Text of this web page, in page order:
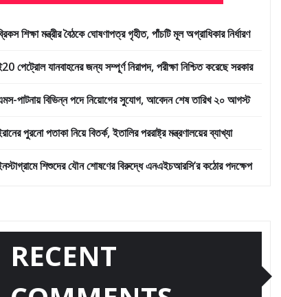
শিক্ষা মন্ত্রীর বৈঠকে ঘোষণাপত্র গৃহীত, পাঁচটি মূল অগ্রাধিকার নির্ধারণ
পেট্রোল যানবাহনের জন্য সম্পূর্ণ নিরাপদ, পরীক্ষা নিশ্চিত করেছে সরকার
পাটনায় বিভিন্ন পদে নিয়োগের সুযোগ, আবেদন শেষ তারিখ ২০ আগস্ট
পুরনো পতাকা নিয়ে বিতর্ক, ইতালির পররাষ্ট্র মন্ত্রণালয়ের ব্যাখ্যা
শিশুদের যৌন শোষণের বিরুদ্ধে এনএইচআরসি’র কঠোর পদক্ষেপ
RECENT